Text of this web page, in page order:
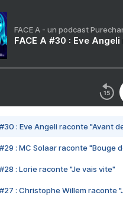
FACE A - un podcast
FACE A #30 : Eve
#30 : Eve Angeli raconte "Avant
#29 : MC Solaar raconte "Bouge
#28 : Lorie raconte "Je vais vite"
#27 : Christophe Willem raconte